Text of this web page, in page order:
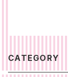
CATEGORY